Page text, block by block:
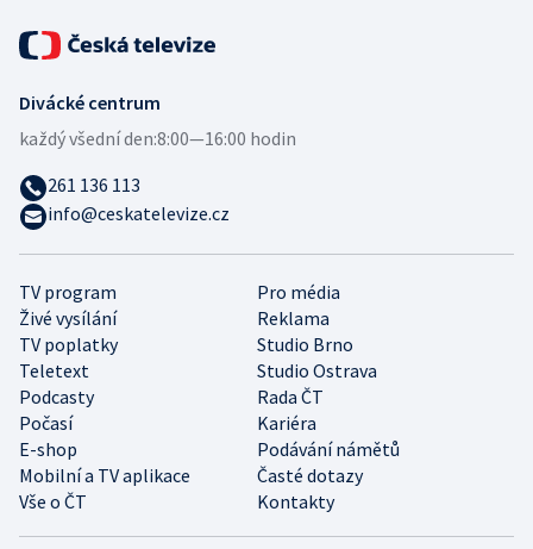
TV program
Pro média
Živé vysílání
Reklama
TV poplatky
Studio Brno
Teletext
Studio Ostrava
Podcasty
Rada ČT
Počasí
Kariéra
E-shop
Podávání námětů
Mobilní a TV aplikace
Časté dotazy
Vše o ČT
Kontakty
Divácké centrum
každý všední den:8:00—16:00 hodin
261 136 113
info@ceskatelevize.cz